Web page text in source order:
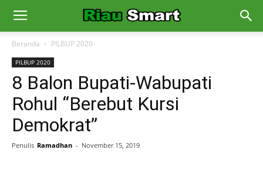
Beranda PILBUP 2020
PILBUP 2020
8 Balon Bupati-Wabupati
Rohul “Berebut Kursi
Demokrat”
Penulis Ramadhan - November 15, 2019